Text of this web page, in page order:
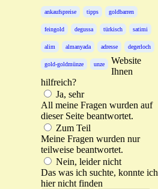
ankaufspreise tipps goldbarren
feingold degussa türkisch satimi
alim almanyada adresse degerloch
gold-goldmünze unze
Website
Ihnen
hilfreich?
Ja, sehr
All meine Fragen wurden auf
dieser Seite beantwortet.
Zum Teil
Meine Fragen wurden nur
teilweise beantwortet.
Nein, leider nicht
Das was ich suchte, konnte ich
hier nicht finden